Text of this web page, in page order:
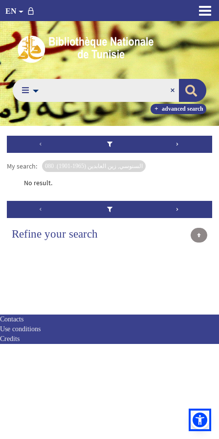
EN
advanced search
My search: السنوسي, زين العابدين (1965-1901). 080
No result.
Refine your search
Contacts
Use conditions
Credits